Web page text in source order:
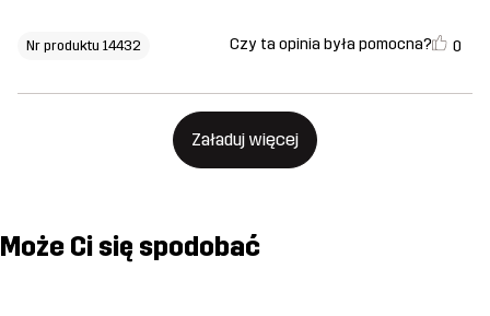
Nr produktu 14432 Czy ta opinia była pomocna? 0
Załaduj więcej
Może Ci się spodobać